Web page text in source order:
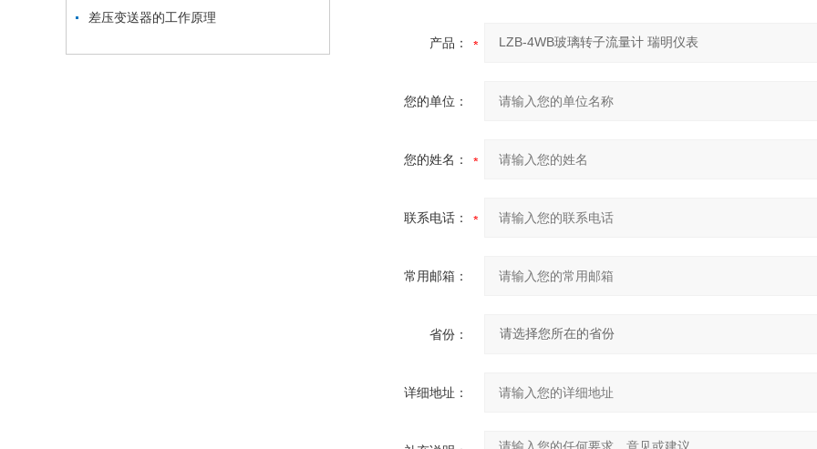
差压变送器的工作原理
产品：
您的单位：
您的姓名：
联系电话：
常用邮箱：
省份：
详细地址：